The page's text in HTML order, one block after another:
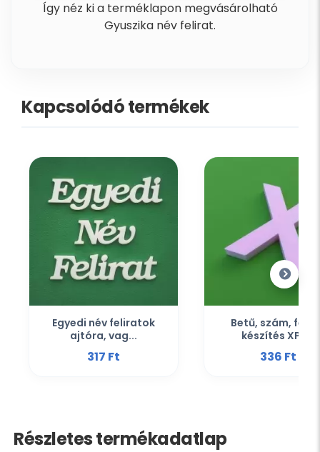
Így néz ki a terméklapon megvásárolható
Gyuszika név felirat.
Kapcsolódó termékek
Egyedi név feliratok
ajtóra, vag...
317 Ft‎
Betű, szám,
készítés XPS...
336 Ft‎
Részletes termékadatlap